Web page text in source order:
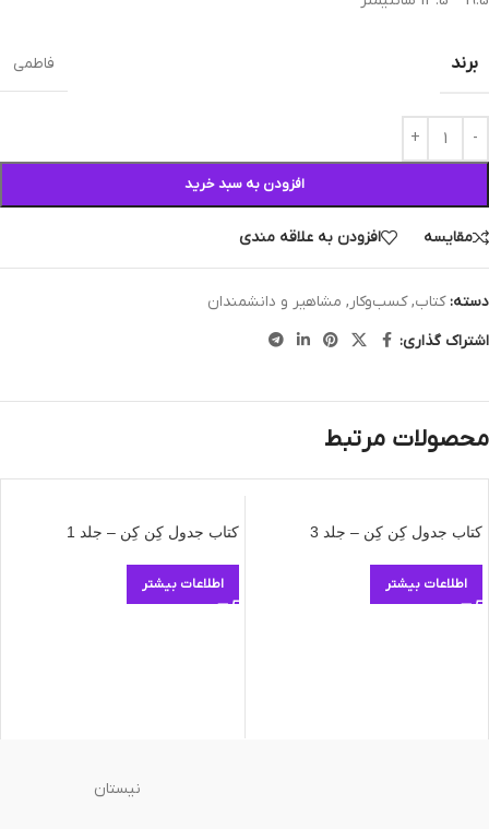
برند فاطمی
افزودن به سبد خرید
مقایسه افزودن به علاقه مندی
دسته: کتاب, کسب‌وکار, مشاهیر و دانشمندان
اشتراک گذاری:
محصولات مرتبط
کتاب جدول کِن کِن – جلد 3
اطلاعات بیشتر
کتاب جدول کِن کِن – جلد 1
اطلاعات بیشتر
نیستان